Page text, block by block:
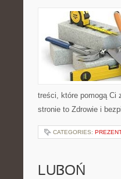
treści, które pomogą Ci
stronie to Zdrowie i
CATEGORIES:
LUBOŃ